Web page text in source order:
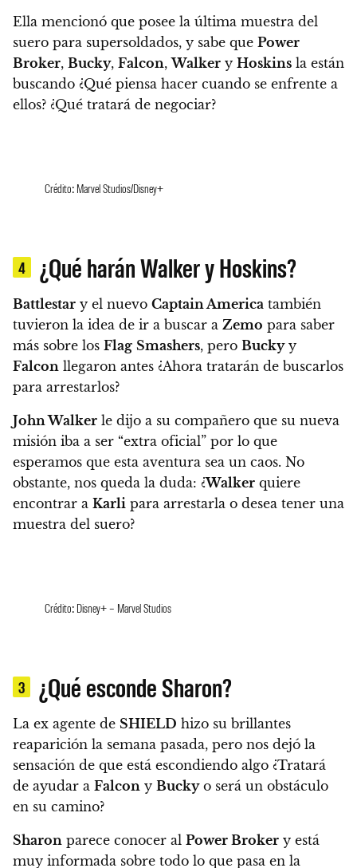
Ella mencionó que posee la última muestra del
suero para supersoldados, y sabe que Power
Broker, Bucky, Falcon,Walker y Hoskins la están
buscando ¿Qué piensa hacer cuando se enfrente a
ellos? ¿Qué tratará de negociar?
Crédito: Marvel Studios/Disney+
4 ¿Qué harán Walker y Hoskins?
Battlestar y el nuevo Captain America también
tuvieron la idea de ir a buscar a Zemo para saber
más sobre los Flag Smashers, pero Buckyy
Falcon llegaron antes ¿Ahora tratarán de buscarlos
para arrestarlos?
John Walker le dijo a su compañero que su nueva
misión iba a ser “extra oficial” por lo que
esperamos que esta aventura sea un caos. No
obstante, nos queda la duda: ¿Walker quiere
encontrar a Karli para arrestarla o desea tener una
muestra del suero?
Crédito: Disney+ – Marvel Studios
3 ¿Qué esconde Sharon?
La ex agente de SHIELD hizo su brillantes
reaparición la semana pasada, pero nos dejó la
sensación de que está escondiendo algo ¿Tratará
de ayudar a Falcon y Buckyo será un obstáculo
en su camino?
Sharon parece conocer al Power Broker y está
muy informada sobre todo lo que pasa en la